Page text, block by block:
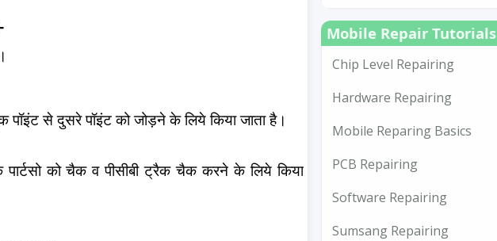
पॉइंट से दुसरे पॉइंट को जोड़ने के लिये किया जाता है।
पार्टसो को चैक व पीसीबी ट्रैक चैक करने के लिये किया
Mobile Repair Tutorials
Chip Level Repairing
Hardware Repairing
Mobile Reparing Basics
PCB Repairing
Software Repairing
Sumsang Repairing